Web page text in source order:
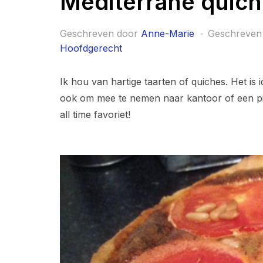
Geschreven door Anne-Marie
Hoofdgerecht
Ik hou van hartige taarten of quiches. Het is
ook om mee te nemen naar kantoor of een
all time favoriet!